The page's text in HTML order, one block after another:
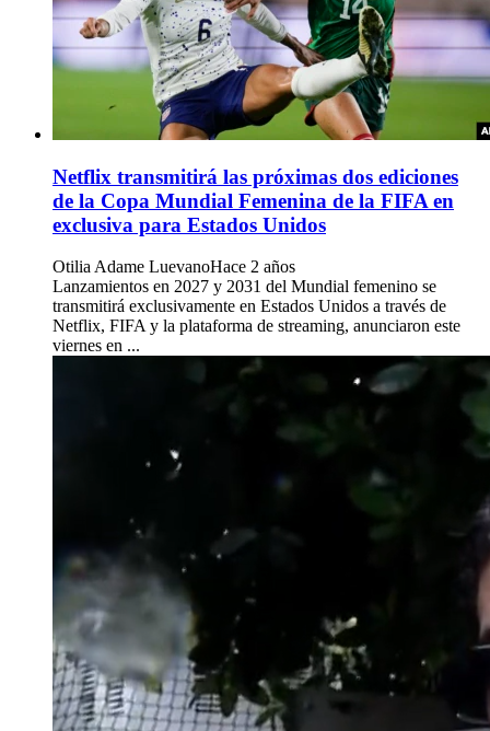
Netflix transmitirá las próximas dos ediciones
de la Copa Mundial Femenina de la FIFA en
exclusiva para Estados Unidos
Otilia Adame LuevanoHace 2 años
Lanzamientos en 2027 y 2031 del Mundial femenino se
transmitirá exclusivamente en Estados Unidos a través de
Netflix, FIFA y la plataforma de streaming, anunciaron este
viernes en ...